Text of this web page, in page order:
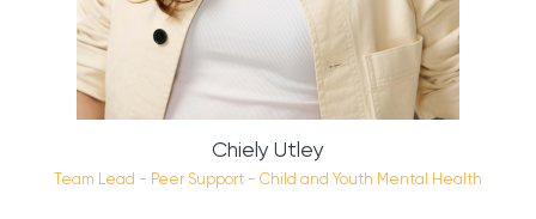
Chiely Utley
Team Lead - Peer Support - Child and Youth Mental Health